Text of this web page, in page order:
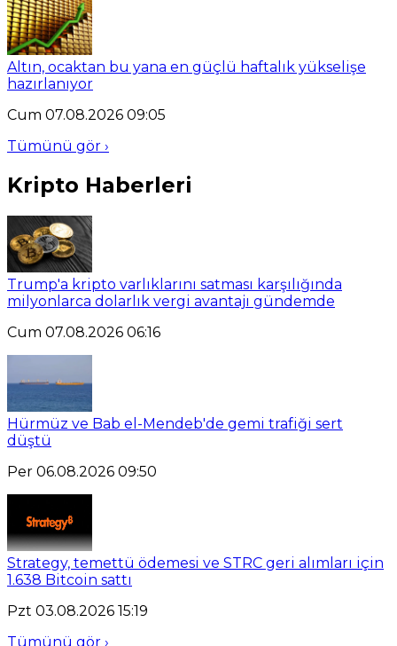
Altın, ocaktan bu yana en güçlü haftalık yükselişe
hazırlanıyor
Cum 07.08.2026 09:05
Tümünü gör ›
Kripto Haberleri
Trump'a kripto varlıklarını satması karşılığında
milyonlarca dolarlık vergi avantajı gündemde
Cum 07.08.2026 06:16
Hürmüz ve Bab el-Mendeb'de gemi trafiği sert
düştü
Per 06.08.2026 09:50
Strategy, temettü ödemesi ve STRC geri alımları için
1.638 Bitcoin sattı
Pzt 03.08.2026 15:19
Tümünü gör ›